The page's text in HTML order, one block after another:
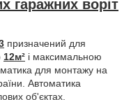
гаражних воріт
призначений для
12м² і максимальною
для монтажу на
Автоматика
об'єктах.